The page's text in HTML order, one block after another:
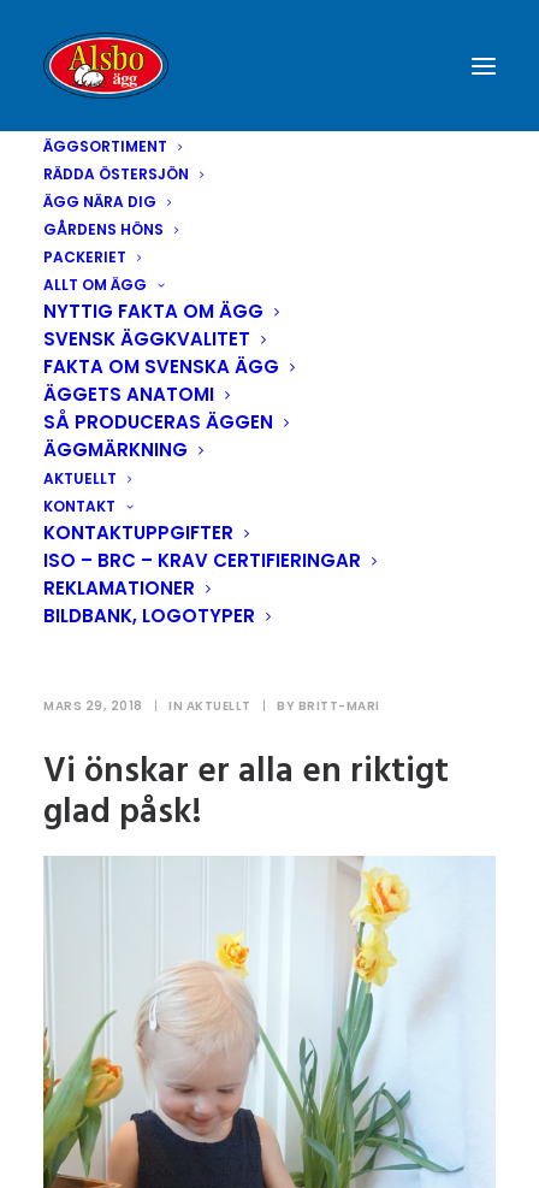
ÄGGSORTIMENT
RÄDDA ÖSTERSJÖN
ÄGG NÄRA DIG
GÅRDENS HÖNS
PACKERIET
ALLT OM ÄGG
NYTTIG FAKTA OM ÄGG
SVENSK ÄGGKVALITET
FAKTA OM SVENSKA ÄGG
ÄGGETS ANATOMI
SÅ PRODUCERAS ÄGGEN
ÄGGMÄRKNING
AKTUELLT
KONTAKT
KONTAKTUPPGIFTER
ISO – BRC – KRAV CERTIFIERINGAR
REKLAMATIONER
BILDBANK, LOGOTYPER
MARS 29, 2018 | IN AKTUELLT | BY BRITT-MARI
Vi önskar er alla en riktigt
glad påsk!